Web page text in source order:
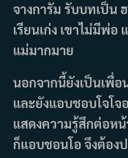
จางการัม รับบทเป็น
เรียนเก่ง เขาไม่มีพ่อ
แม่มากมาย
นอกจากนี้ยังเป็นเพื่
และยังแอบชอบโจโจ
แสดงความรู้สึกต่อหน้
ก็แอบชอนโอ จึงต้อง